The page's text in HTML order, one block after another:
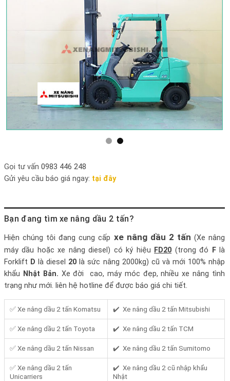
Gọi tư vấn 0983 446 248
Gửi yêu cầu báo giá ngay: tại đây
Bạn đang tìm xe nâng dầu 2 tấn?
Hiện chúng tôi đang cung cấp xe nâng dầu 2 tấn (Xe nâng
máy dầu hoặc xe nâng diesel) có ký hiệu FD20 (trong đó Flà
Forklift D là diesel 20 là sức nâng 2000kg) cũ và mới 100% nhập
khẩu Nhật Bản. Xe đời cao, máy móc đẹp, nhiều xe nâng tình
trạng như mới. liên hệ hotline để được báo giá chi tiết.
✅ Xe nâng dầu 2 tấn Komatsu ✔️ Xe nâng dầu 2 tấn Mitsubishi
✅ Xe nâng dầu 2 tấn Toyota ✔️ Xe nâng dầu 2 tấn TCM
✅ Xe nâng dầu 2 tấn Nissan ✔️ Xe nâng dầu 2 tấn Sumitomo
✅ Xe nâng dầu 2 tấn
Unicarriers
✔️ Xe nâng dầu 2 cũ nhập khẩu
Nhật